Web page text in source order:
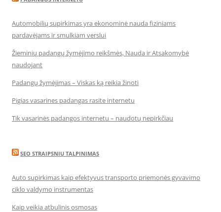
Automobilių supirkimas yra ekonominė nauda fiziniams
pardavėjams ir smulkiam verslui
Žieminių padangų žymėjimo reikšmės, Nauda ir Atsakomybė
naudojant
Padangų žymėjimas – Viskas ką reikia žinoti
Pigias vasarines padangas rasite internetu
Tik vasarinės padangos internetu – naudotų nepirkčiau
SEO STRAIPSNIU TALPINIMAS
Auto supirkimas kaip efektyvus transporto priemonės gyvavimo
ciklo valdymo instrumentas
Kaip veikia atbulinis osmosas